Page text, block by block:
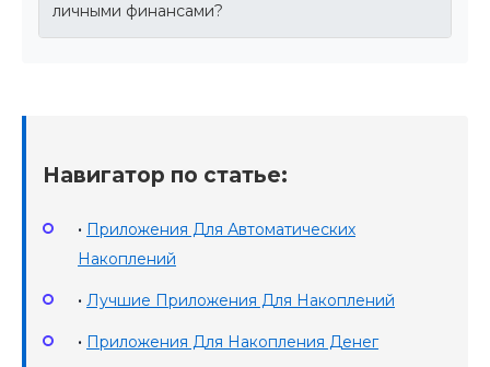
личными финансами?
Навигатор по статье:
• Приложения Для Автоматических
Накоплений
• Лучшие Приложения Для Накоплений
• Приложения Для Накопления Денег